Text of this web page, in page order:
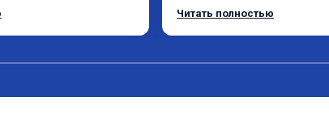
топлива
заслонок в аварийном
их расход
родную прошивку, потом
Читать полностью